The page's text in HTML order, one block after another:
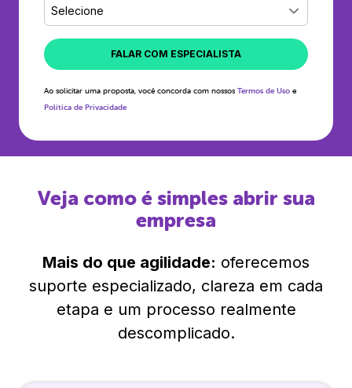
Selecione
FALAR COM ESPECIALISTA
Ao solicitar uma proposta, você concorda com nossos Termos de Uso e
Política de Privacidade
Veja como é simples abrir sua
empresa
Mais do que agilidade: oferecemos
suporte especializado, clareza em cada
etapa e um processo realmente
descomplicado.